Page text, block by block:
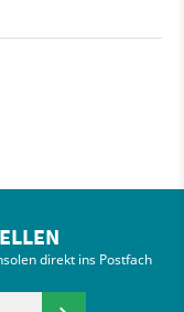
direkt ins Postfach